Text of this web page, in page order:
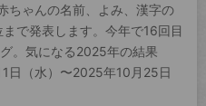
ちゃんの名前、よみ、漢字の
で発表します。今年で16回目
。気になる2025年の結果
日（水）〜2025年10月25日